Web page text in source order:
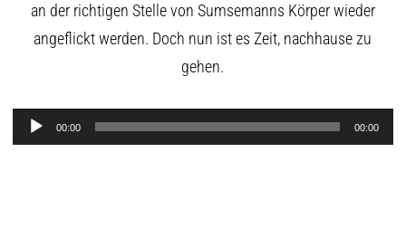
an der richtigen Stelle von Sumsemanns Körper wieder
angeflickt werden. Doch nun ist es Zeit, nachhause zu
gehen.
Audio-
Player
00:00 00:00